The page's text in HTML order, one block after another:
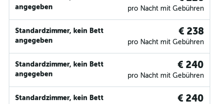
angegeben
pro Nacht mit Gebühren
Standardzimmer, kein Bett
angegeben
€ 238
pro Nacht mit Gebühren
Standardzimmer, kein Bett
angegeben
€ 240
pro Nacht mit Gebühren
Standardzimmer, kein Bett
€ 240